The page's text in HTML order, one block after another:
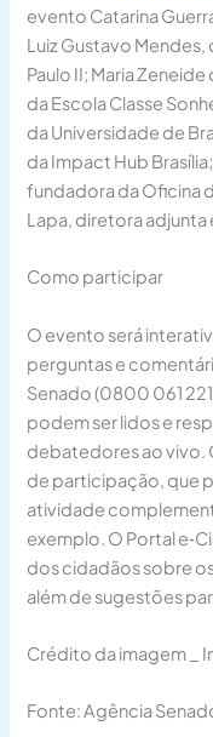
evento Catarina
Luiz Gustavo
Paulo II; Maria
da Escola Classe
da Universidade de
da Impact Hub
fundadora da Oficina
Lapa, diretora adjunta
Como participar
O evento será
perguntas e
Senado (0800 061
podem ser lidos e
debatedores ao vivo.
de participação, que
atividade
exemplo. O Portal
dos cidadãos sobre
além de sugestões
Crédito da imagem _
Fonte: Agência